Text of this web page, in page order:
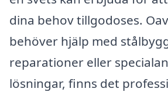
dina behov tillgodoses.
behöver hjälp med
reparationer eller
lösningar, finns det